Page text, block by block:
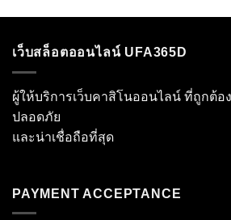
เว็บสล็อตออนไลน์ UFA365D
ผู้ให้บริการเว็บคาสิโนออนไลน์ ที่ถูกต้
ปลอดภัย
และน่าเชื่อถือที่สุด
PAYMENT ACCEPTANCE